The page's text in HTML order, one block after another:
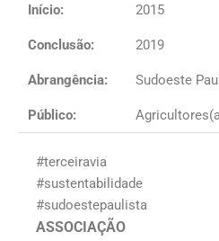
Início: 2015
Conclusão: 2019
Abrangência: Sudoeste
Público:
#terceiravia
#sustentabilidade
#sudoestepaulista
ASSOCIAÇÃO